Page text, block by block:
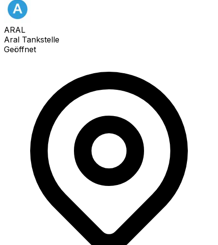
ARAL
Aral Tankstelle
Geöffnet